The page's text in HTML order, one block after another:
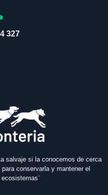
327
salvaje si la conocemos de cerca
conservarla y mantener el